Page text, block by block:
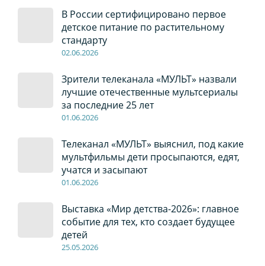
В России сертифицировано первое
детское питание по растительному
стандарту
02.06.2026
Зрители телеканала «МУЛЬТ» назвали
лучшие отечественные мультсериалы
за последние 25 лет
01.06.2026
Телеканал «МУЛЬТ» выяснил, под какие
мультфильмы дети просыпаются, едят,
учатся и засыпают
01.06.2026
Выставка «Мир детства-2026»: главное
событие для тех, кто создает будущее
детей
25.05.2026